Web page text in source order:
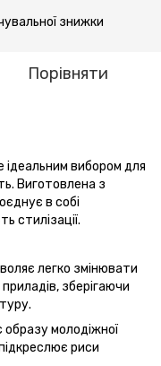
знижки
Порівняти
ідеальним вибором для
Виготовлена з
в собі
стилізації.
легко змінювати
зберігаючи
образу молодіжної
риси